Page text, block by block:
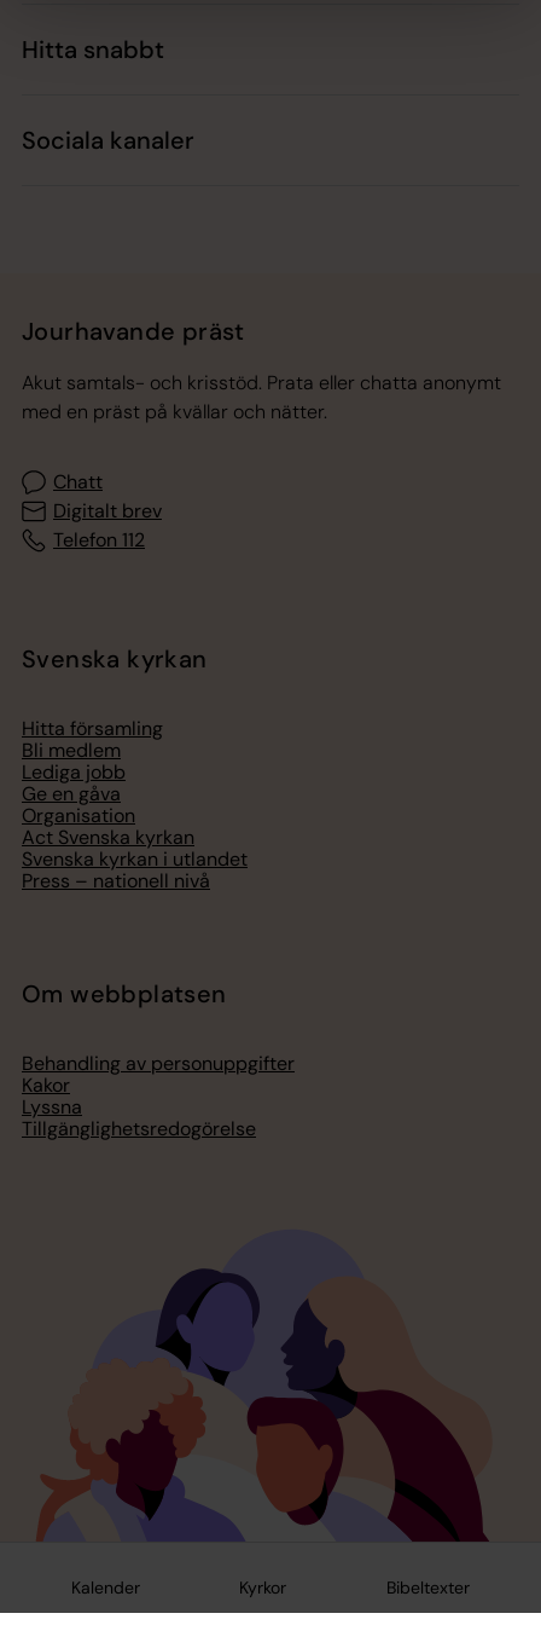
Kalender Kyrkor Bibeltexter
Hitta snabbt
Sociala kanaler
Jourhavande präst
Akut samtals- och krisstöd. Prata eller chatta anonymt
med en präst på kvällar och nätter.
Chatt
Digitalt brev
Telefon 112
Svenska kyrkan
Hitta församling
Bli medlem
Lediga jobb
Ge en gåva
Organisation
Act Svenska kyrkan
Svenska kyrkan i utlandet
Press – nationell nivå
Om webbplatsen
Behandling av personuppgifter
Kakor
Lyssna
Tillgänglighetsredogörelse